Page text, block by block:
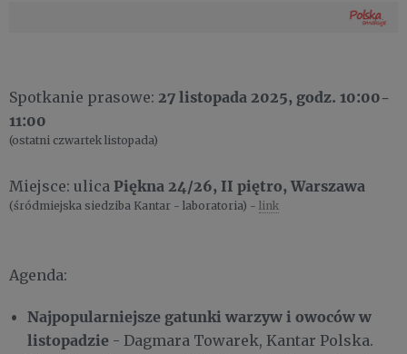
Spotkanie prasowe: 27listopada2025, godz. 10:00-
11:00
(ostatni czwartek listopada)
Miejsce: ulica Piękna 24/26, II piętro, Warszawa
(śródmiejska siedziba Kantar - laboratoria) - link
Agenda:
Najpopularniejsze gatunki warzyw i owoców w
listopadzie - Dagmara Towarek, Kantar Polska.